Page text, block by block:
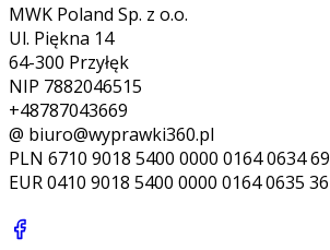
MWK Poland Sp. z o.o.
Ul. Piękna 14
64-300 Przyłęk
NIP 7882046515
+48787043669
@ biuro@wyprawki360.pl
PLN 6710 9018 5400 0000 0164 0634 69
EUR0410 9018 5400 0000 0164 0635 36